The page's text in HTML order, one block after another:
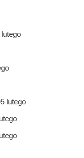
lutego
lutego